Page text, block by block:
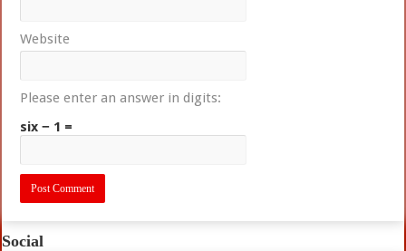
Website
Please enter an answer in digits:
six − 1 =
Social